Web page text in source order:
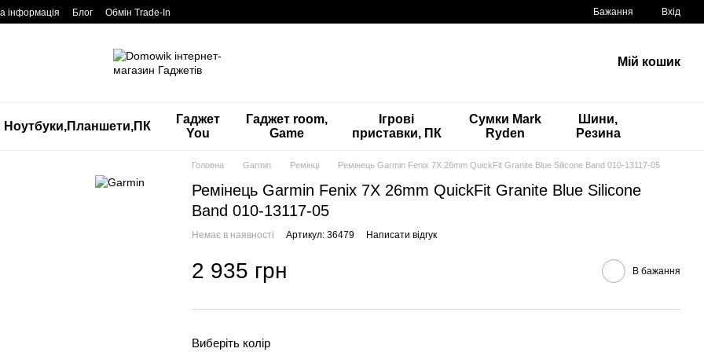
інформація Блог Обмін Trade-In Бажання Вхід
Мій кошик
Ноутбуки,Планшети,ПК
Гаджет
You
Гаджет room,
Game
Ігрові
приставки, ПК
Сумки Mark
Ryden
Шини,
Резина
Головна Garmin Ремінці Ремінець Garmin Fenix 7X 26mm QuickFit Granite Blue Silicone Band 010-13117-05
Ремінець Garmin Fenix 7X 26mm QuickFit Granite Blue Silicone
Band 010-13117-05
Немає в наявності Артикул: 36479 Написати відгук
2 935 грн В бажання
Виберіть колір